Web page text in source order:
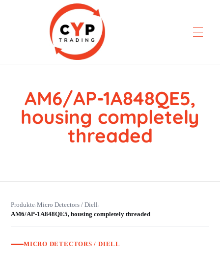
CYP Trading
Professionelle Ersatzteilbeschaffung
AM6/AP-1A848QE5,
housing completely
threaded
Produkte›Micro Detectors / Diell›
AM6/AP-1A848QE5, housing completely threaded
MICRO DETECTORS / DIELL